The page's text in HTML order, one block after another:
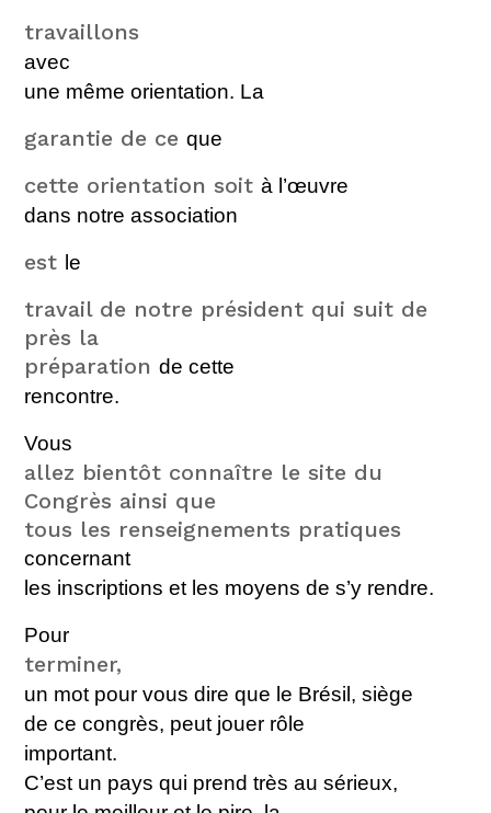
travaillons
avec
une même orientation. La
garantie de ceque
cette orientation soità l’œuvre
dans notre association
est le
travail de notre président qui suit de
près la
préparationde cette
rencontre.
Vous
allez bientôt connaître le site du
Congrès ainsi que
tous les renseignements pratiques
concernant
les inscriptions et les moyens de s’y rendre.
Pour
terminer,
un mot pour vous dire que le Brésil, siège
de ce congrès, peut jouer rôle
important.
C’est un pays qui prend très au sérieux,